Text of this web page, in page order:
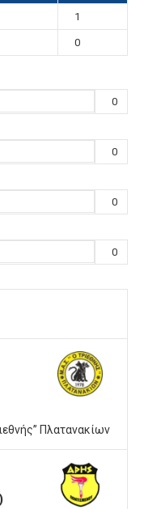
1
0
0
0
0
0
Πλατανακίων